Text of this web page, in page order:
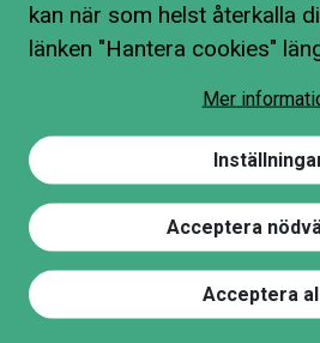
Hitta på
kan när som helst återkalla
länken "Hantera cookies"
Mer
Acceptera
Acceptera